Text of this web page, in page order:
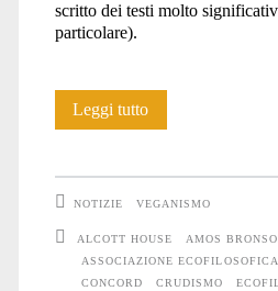
scritto dei testi molto
particolare).
Leggi tuttoPionieri
Amos
NOTIZIE VEGANISMO
ALCOTT HOUSE
AMOS
ASSOCIAZIONE ECOFILOSOFICA
CONCORD
CRUDISMO